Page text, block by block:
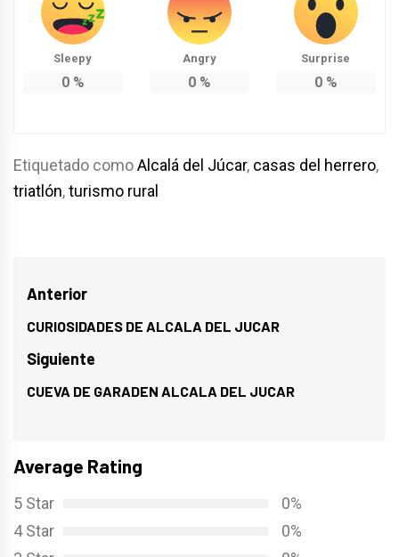
Sleepy
0%
Angry
0%
Surprise
0%
Etiquetado comoAlcalá del Júcar, casas del herrero,
triatlón,turismo rural
Navegación
de
entradas
Anterior
Entrada
anterior:
CURIOSIDADES DE ALCALA DEL JUCAR
Siguiente
Entrada
CUEVA DE GARADEN ALCALA DEL JUCAR
Average Rating
5 Star
0%
4 Star
0%